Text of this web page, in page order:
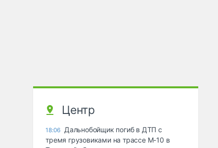
Центр
18:06 Дальнобойщик погиб в ДТП с
тремя грузовиками на трассе М-10 в